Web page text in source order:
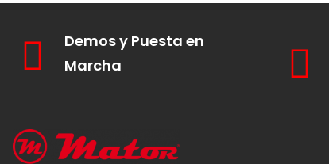
Demos y Puesta en
Marcha